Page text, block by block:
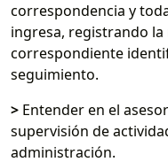
correspondencia y
ingresa, registrando
correspondiente
seguimiento.
> Entender en el
supervisión de
administración.